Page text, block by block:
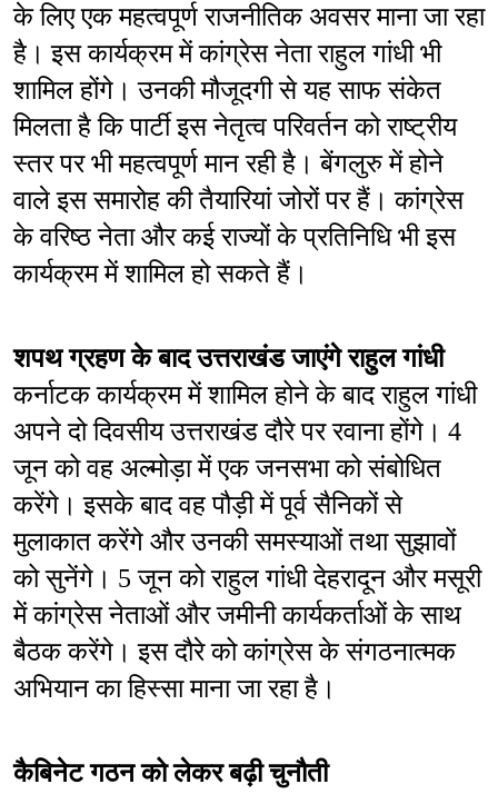
के लिए एक महत्वपूर्ण राजनीतिक अवसर माना जा रहा
है। इस कार्यक्रम में कांग्रेस नेता राहुल गांधी भी
शामिल होंगे। उनकी मौजूदगी से यह साफ संकेत
मिलता है कि पार्टी इस नेतृत्व परिवर्तन को राष्ट्रीय
स्तर पर भी महत्वपूर्ण मान रही है। बेंगलुरु में होने
वाले इस समारोह की तैयारियां जोरों पर हैं। कांग्रेस
के वरिष्ठ नेता और कई राज्यों के प्रतिनिधि भी इस
कार्यक्रम में शामिल हो सकते हैं।
शपथ ग्रहण के बाद उत्तराखंड जाएंगे राहुल गांधी
कर्नाटक कार्यक्रम में शामिल होने के बाद राहुल गांधी
अपने दो दिवसीय उत्तराखंड दौरे पर रवाना होंगे। 4
जून को वह अल्मोड़ा में एक जनसभा को संबोधित
करेंगे। इसके बाद वह पौड़ी में पूर्व सैनिकों से
मुलाकात करेंगे और उनकी समस्याओं तथा सुझावों
को सुनेंगे। 5 जून को राहुल गांधी देहरादून और मसूरी
में कांग्रेस नेताओं और जमीनी कार्यकर्ताओं के साथ
बैठक करेंगे। इस दौरे को कांग्रेस के संगठनात्मक
अभियान का हिस्सा माना जा रहा है।
कैबिनेट गठन को लेकर बढ़ी चुनौती